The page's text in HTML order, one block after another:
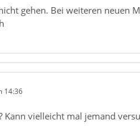
gehen. Bei weiteren neuen
14:36
Kann vielleicht mal jemand